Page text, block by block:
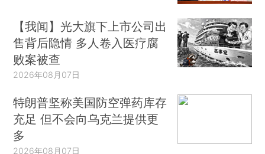
【我闻】光大旗下上市公司出
售背后隐情 多人卷入医疗腐
败案被查
2026年08月07日
特朗普坚称美国防空弹药库存
充足 但不会向乌克兰提供更
多
2026年08月07日